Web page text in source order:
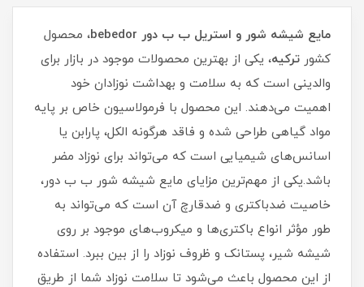
مایع شیشه شور و استریل ب ب دور bebedor ، محصول
کشور ترکیه، یکی از بهترین محصولات موجود در بازار برای
والدینی است که به سلامت و بهداشت نوزادان خود
اهمیت می‌دهند. این محصول با فرمولاسیون خاص بر پایه
مواد گیاهی طراحی شده و فاقد هرگونه الکل، پارابن یا
اسانس‌های شیمیایی است که می‌تواند برای نوزاد مضر
باشد.یکی از مهم‌ترین مزایای مایع شیشه شور ب ب دور،
خاصیت ضدباکتری و ضدقارچ آن است که می‌تواند به
طور مؤثر انواع باکتری‌ها و میکروب‌های موجود بر روی
شیشه شیر، پستانک و ظروف نوزاد را از بین ببرد. استفاده
از این محصول باعث می‌شود تا سلامت نوزاد شما از طریق